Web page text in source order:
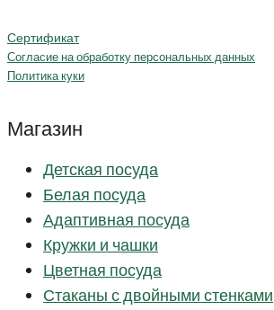
Сертификат
Согласие на обработку персональных данных
Политика куки
Магазин
Детская посуда
Белая посуда
Адаптивная посуда
Кружки и чашки
Цветная посуда
Стаканы с двойными стенками